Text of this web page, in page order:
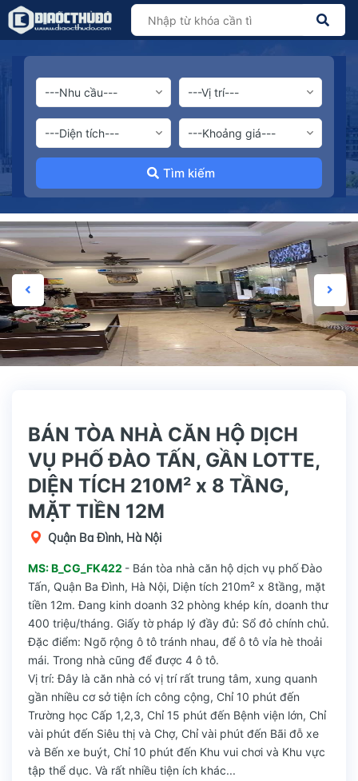
Tìm kiếm
BÁN TÒA NHÀ CĂN HỘ DỊCH
VỤ PHỐ ĐÀO TẤN, GẦN LOTTE,
DIỆN TÍCH 210M² x 8 TẦNG,
MẶT TIỀN 12M
Quận Ba Đình, Hà Nội
MS: B_CG_FK422 - Bán tòa nhà căn hộ dịch vụ phố Đào
Tấn, Quận Ba Đình, Hà Nội, Diện tích 210m² x 8tầng, mặt
tiền 12m. Đang kinh doanh 32 phòng khép kín, doanh thư
400 triệu/tháng. Giấy tờ pháp lý đầy đủ: Sổ đỏ chính chủ.
Đặc điểm: Ngõ rộng ô tô tránh nhau, để ô tô vỉa hè thoải
mái. Trong nhà cũng để được 4 ô tô.
Vị trí: Đây là căn nhà có vị trí rất trung tâm, xung quanh
gần nhiều cơ sở tiện ích công cộng, Chỉ 10 phút đến
Trường học Cấp 1,2,3, Chỉ 15 phút đến Bệnh viện lớn, Chỉ
vài phút đến Siêu thị và Chợ, Chỉ vài phút đến Bãi đỗ xe
và Bến xe buýt, Chỉ 10 phút đến Khu vui chơi và Khu vực
tập thể dục. Và rất nhiều tiện ích khác...